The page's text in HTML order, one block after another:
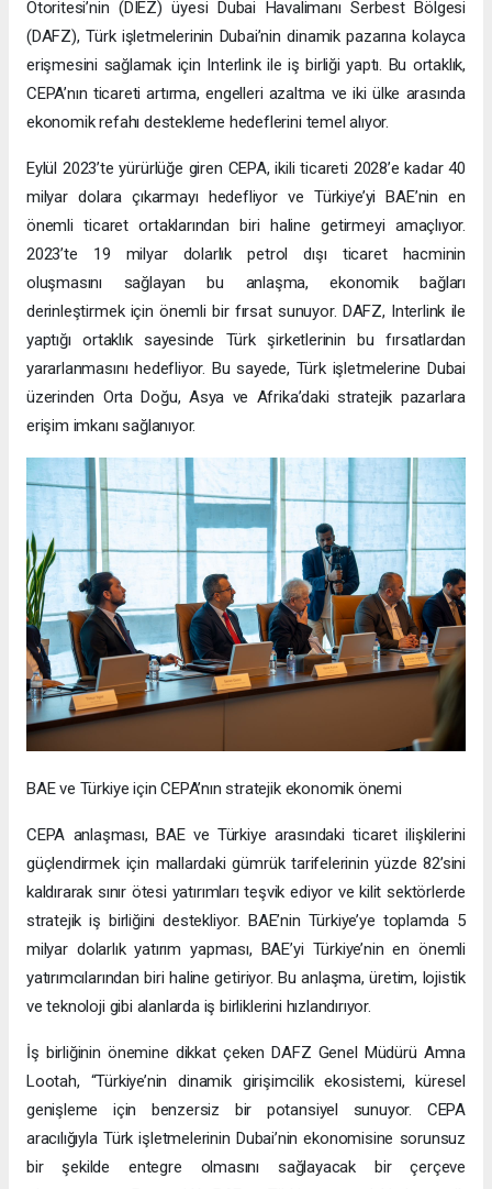
Otoritesi’nin (DIEZ) üyesi Dubai Havalimanı Serbest Bölgesi
(DAFZ), Türk işletmelerinin Dubai’nin dinamik pazarına kolayca
erişmesini sağlamak için Interlink ile iş birliği yaptı. Bu ortaklık,
CEPA’nın ticareti artırma, engelleri azaltma ve iki ülke arasında
ekonomik refahı destekleme hedeflerini temel alıyor.
Eylül 2023’te yürürlüğe giren CEPA, ikili ticareti 2028’e kadar 40
milyar dolara çıkarmayı hedefliyor ve Türkiye’yi BAE’nin en
önemli ticaret ortaklarından biri haline getirmeyi amaçlıyor.
2023’te 19 milyar dolarlık petrol dışı ticaret hacminin
oluşmasını sağlayan bu anlaşma, ekonomik bağları
derinleştirmek için önemli bir fırsat sunuyor. DAFZ, Interlink ile
yaptığı ortaklık sayesinde Türk şirketlerinin bu fırsatlardan
yararlanmasını hedefliyor. Bu sayede, Türk işletmelerine Dubai
üzerinden Orta Doğu, Asya ve Afrika’daki stratejik pazarlara
erişim imkanı sağlanıyor.
BAE ve Türkiye için CEPA’nın stratejik ekonomik önemi
CEPA anlaşması, BAE ve Türkiye arasındaki ticaret ilişkilerini
güçlendirmek için mallardaki gümrük tarifelerinin yüzde 82’sini
kaldırarak sınır ötesi yatırımları teşvik ediyor ve kilit sektörlerde
stratejik iş birliğini destekliyor. BAE’nin Türkiye’ye toplamda 5
milyar dolarlık yatırım yapması, BAE’yi Türkiye’nin en önemli
yatırımcılarından biri haline getiriyor. Bu anlaşma, üretim, lojistik
ve teknoloji gibi alanlarda iş birliklerini hızlandırıyor.
İş birliğinin önemine dikkat çeken DAFZ Genel Müdürü Amna
Lootah, “Türkiye’nin dinamik girişimcilik ekosistemi, küresel
genişleme için benzersiz bir potansiyel sunuyor. CEPA
aracılığıyla Türk işletmelerinin Dubai’nin ekonomisine sorunsuz
bir şekilde entegre olmasını sağlayacak bir çerçeve